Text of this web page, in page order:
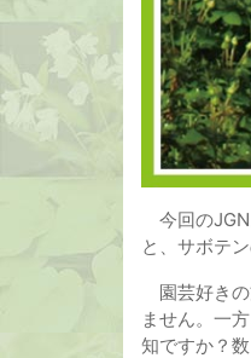
今回のJGN
と、サボテ
園芸好きの
ません。一
知ですか？